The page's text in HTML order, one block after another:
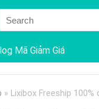
Mã Giảm Giá
» Lixibox Freeship